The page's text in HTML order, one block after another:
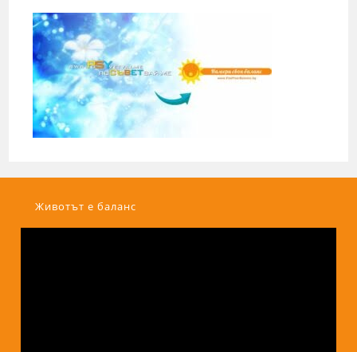
Животът е баланс